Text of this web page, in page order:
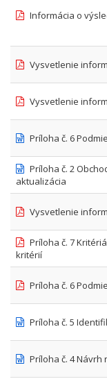
Informácia o
Vysvetlenie
Vysvetlenie
Príloha č. 6
Príloha č. 2
aktualizácia
Vysvetlenie
Príloha č. 7
kritérií
Príloha č. 6
Príloha č. 5
Príloha č. 4